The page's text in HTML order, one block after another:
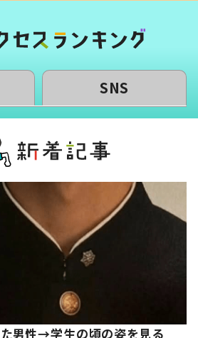
SNS
男性→学生の頃の姿を見る